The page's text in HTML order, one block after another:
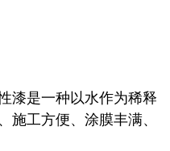
漆是一种以水作为稀释
工方便、涂膜丰满、